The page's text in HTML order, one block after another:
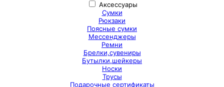
Аксессуары
Сумки
Рюкзаки
Поясные сумки
Мессенджеры
Ремни
Брелки,сувениры
Бутылки,шейкеры
Носки
Трусы
Подарочные сертификаты